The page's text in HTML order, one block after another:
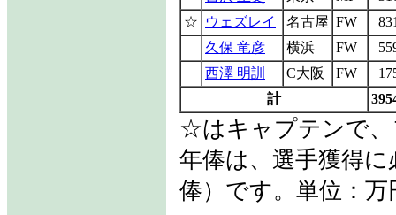
☆
ウェズレイ 名古屋 FW
久保 竜彦
横浜 FW
西澤 明訓
C大阪 FW
計
☆はキャプテンで
年俸は、選手獲得
俸）です。単位：万